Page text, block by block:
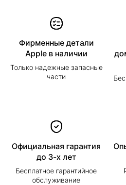
Фирменные детали
Apple в наличии
Только надежные запасные
части
Официальная гарантия
до 3-х лет
Бесплатное гарантийное
обслуживание